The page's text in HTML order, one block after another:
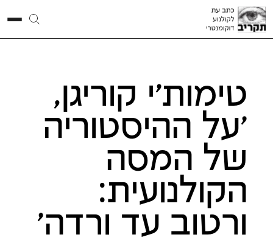
טימות'י קוריגן,
'על ההיסטוריה
של המסה
הקולנועית:
ורטוב עד ורדה'